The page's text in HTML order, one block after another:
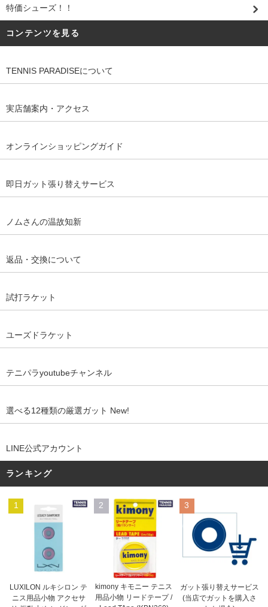
特価シューズ！！
コンテンツを見る
TENNIS PARADISEについて
実店舗案内・アクセス
オンラインショッピングガイド
即日ガット張り替えサービス
ノムさんの温故知新
返品・交換について
試打ラケット
ユーズドラケット
テニパラyoutubeチャンネル
選べる12種類の厳選ガット New!
LINE公式アカウント
ランキング
1
LUXILON ルキシロン テ
ニス用品小物 アクセサ
2
kimony キモニー テニス
用品小物 リードテープ /
3
ガット張り替えサービス
(当店でガットを購入さ